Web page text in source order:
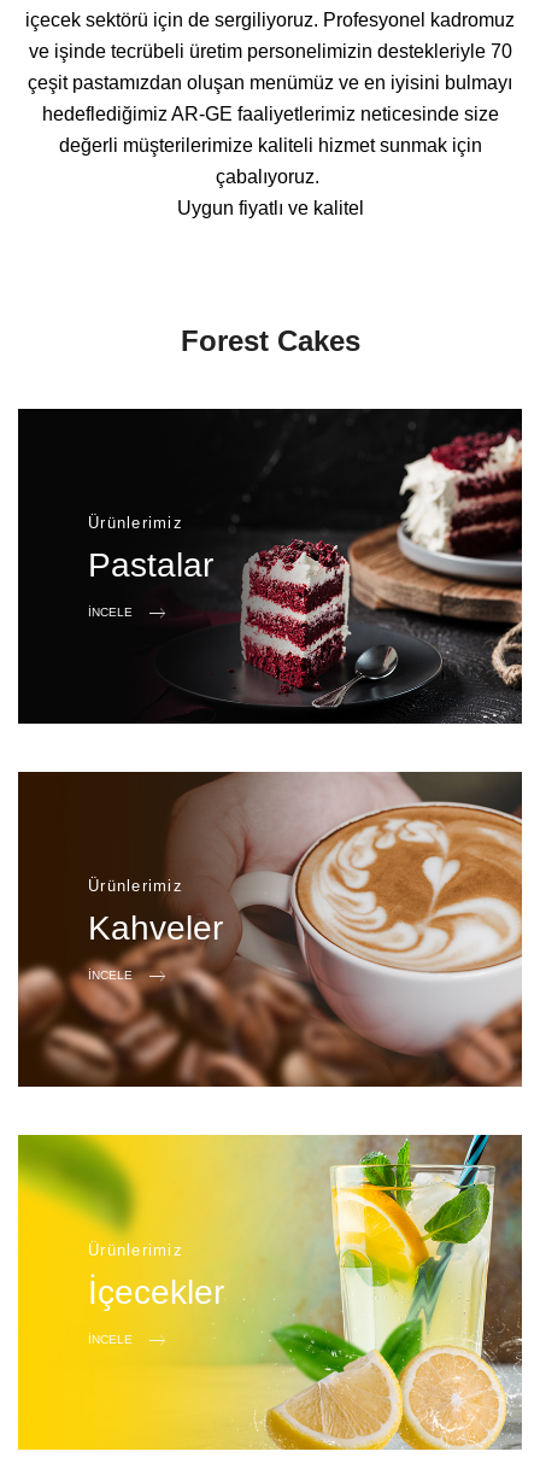
içecek sektörü için de sergiliyoruz. Profesyonel kadromuz
ve işinde tecrübeli üretim personelimizin destekleriyle 70
çeşit pastamızdan oluşan menümüz ve en iyisini bulmayı
hedeflediğimiz AR-GE faaliyetlerimiz neticesinde size
değerli müşterilerimize kaliteli hizmet sunmak için
çabalıyoruz.
Uygun fiyatlı ve kalitel
Forest Cakes
Ürünlerimiz
Pastalar
İNCELE
Ürünlerimiz
Kahveler
İNCELE
Ürünlerimiz
İçecekler
İNCELE